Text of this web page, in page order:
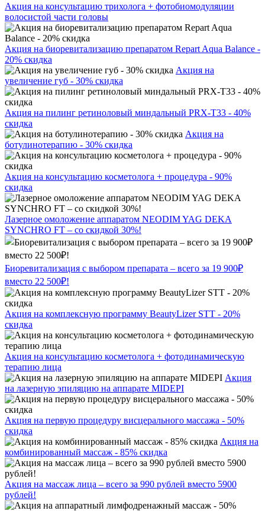
Акция на консультацию трихолога + фотобиомодуляции
волосистой части головы
Акция на биоревитализацию препаратом Repart Aqua Balance -
20% скидка
Акция на
увеличение губ - 30% скидка
Акция на пилинг ретиноловый миндальный PRX-T33 - 40%
скидка
Акция на
ботулинотерапию - 30% скидка
Акция на консультацию косметолога + процедура - 90%
скидка
Лазерное омоложение аппаратом NEODIM YAG DEKA
SYNCHRO FT – со скидкой 30%!
Биоревитализация с выбором препарата – всего за 19 900₽
вместо 22 500₽!
Акция на комплексную программу BeautyLizer STT - 20%
скидка
Акция на консультацию косметолога + фотодинамическую
терапию лица
Акция
на лазерную эпиляцию на аппарате MIDEPI
Акция на первую процедуру висцерального массажа - 50%
скидка
Акция на
комбинированный массаж - 85% скидка
Акция на массаж лица – всего за 990 рублей вместо 5900
рублей!